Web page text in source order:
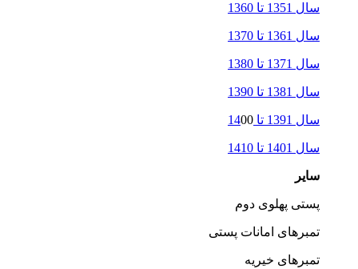
سال 1351 تا 1360
سال 1361 تا 1370
سال 1371 تا 1380
سال 1381 تا 1390
سال 1391 تا 14 00
سال 1401 تا 1410
سایر
پستی پهلوی دوم
تمبرهای امانات پستی
تمبرهای خیریه